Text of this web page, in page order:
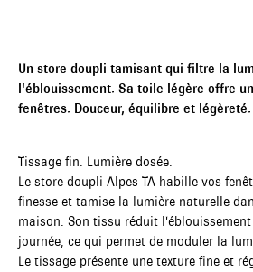
Un store doupli tamisant qui filtre la
l'éblouissement. Sa toile légère offre
fenêtres. Douceur, équilibre et légèreté.
Tissage fin. Lumière dosée.
Le store doupli Alpes TA habille vos
finesse et tamise la lumière naturelle
maison. Son tissu réduit
journée, ce qui permet de moduler la
Le tissage présente une texture fine et